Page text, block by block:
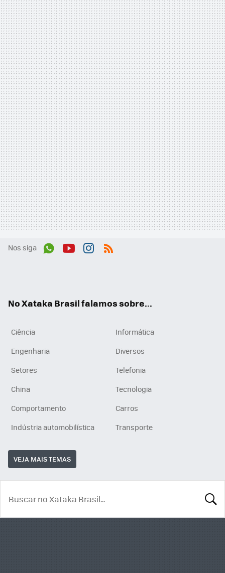
Nos siga
No Xataka Brasil falamos sobre...
Ciência
Informática
Engenharia
Diversos
Setores
Telefonia
China
Tecnologia
Comportamento
Carros
Indústria automobilística
Transporte
VEJA MAIS TEMAS